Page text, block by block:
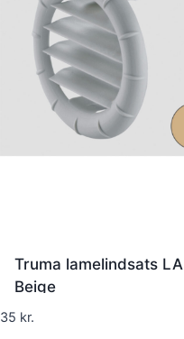
Truma lamelindsats LA
Beige
35 kr.